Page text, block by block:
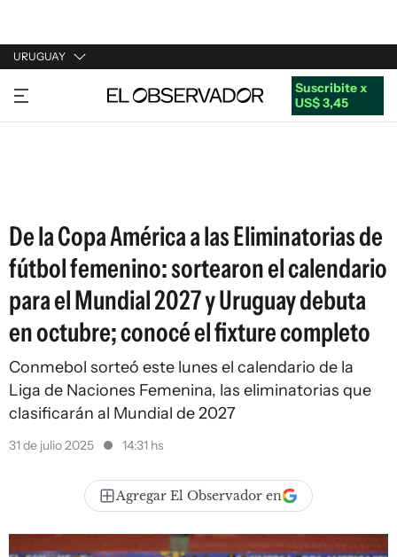
URUGUAY
URUGUAY
ARGENTINA
Suscribite x
US$ 3,45
De la Copa América a las Eliminatorias de
fútbol femenino: sortearon el calendario
para el Mundial 2027 y Uruguay debuta
en octubre; conocé el fixture completo
Conmebol sorteó este lunes el calendario de la
Liga de Naciones Femenina, las eliminatorias que
clasificarán al Mundial de 2027
31 de julio 2025 14:31 hs
Agregar El Observador en